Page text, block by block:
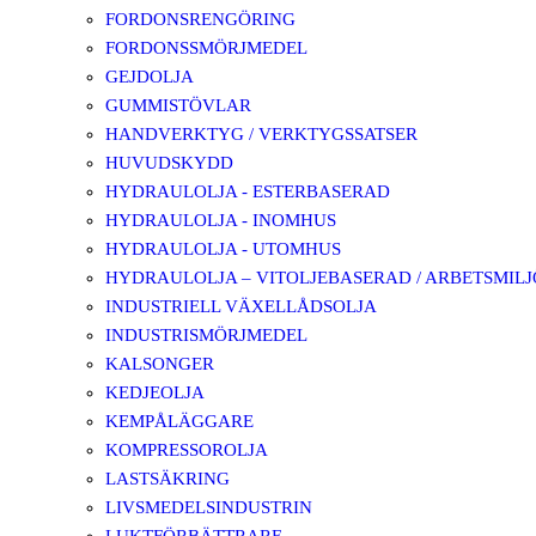
FORDONSRENGÖRING
FORDONSSMÖRJMEDEL
GEJDOLJA
GUMMISTÖVLAR
HANDVERKTYG / VERKTYGSSATSER
HUVUDSKYDD
HYDRAULOLJA - ESTERBASERAD
HYDRAULOLJA - INOMHUS
HYDRAULOLJA - UTOMHUS
HYDRAULOLJA – VITOLJEBASERAD /
INDUSTRIELL VÄXELLÅDSOLJA
INDUSTRISMÖRJMEDEL
KALSONGER
KEDJEOLJA
KEMPÅLÄGGARE
KOMPRESSOROLJA
LASTSÄKRING
LIVSMEDELSINDUSTRIN